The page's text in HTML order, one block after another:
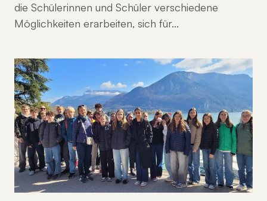
die Schülerinnen und Schüler verschiedene
Möglichkeiten erarbeiten, sich für…